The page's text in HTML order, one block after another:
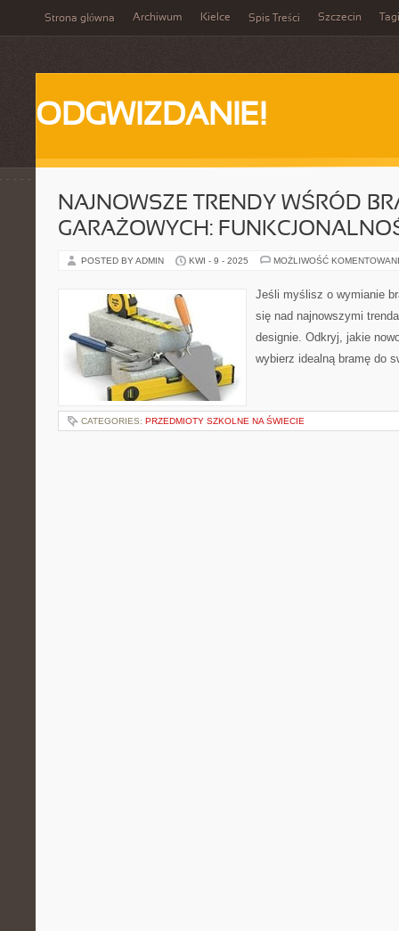
Strona główna Archiwum Kielce Spis Treści Szczecin Tagi
ODGWIZDANIE!
NAJNOWSZE TRENDY WŚRÓD
GARAŻOWYCH:
POSTED BY ADMIN KWI - 9 - 2025 MOŻLIWOŚĆ
Jeśli myślisz o wymianie
się nad najnowszymi
designie. Odkryj, jakie
wybierz idealną bramę do
CATEGORIES: PRZEDMIOTY SZKOLNE NA ŚWIECIE